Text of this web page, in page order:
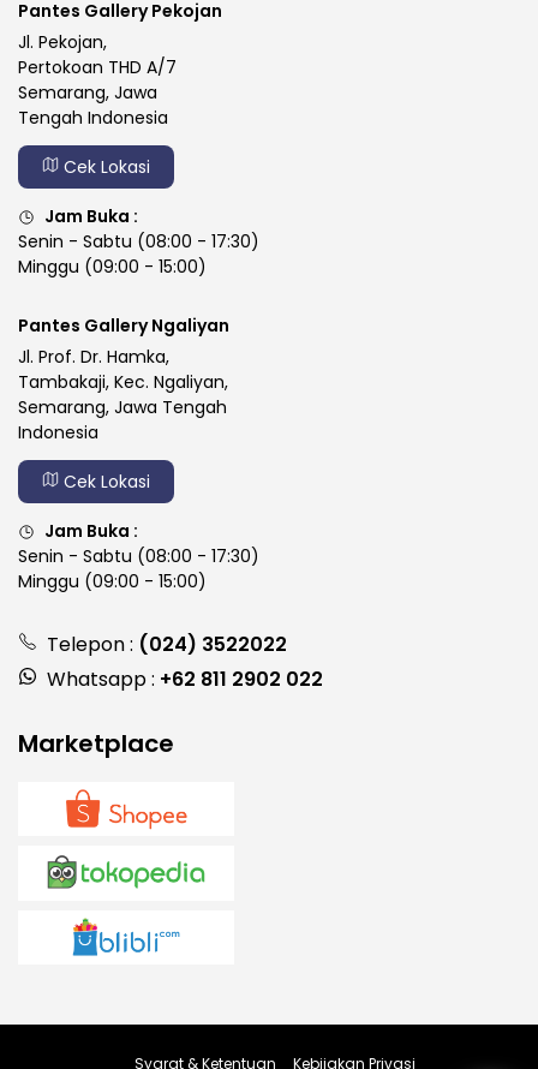
Pantes Gallery Pekojan
Jl. Pekojan,
Pertokoan THD A/7
Semarang, Jawa
Tengah Indonesia
Cek Lokasi
Jam Buka :
Senin - Sabtu (08:00 - 17:30)
Minggu (09:00 - 15:00)
Pantes Gallery Ngaliyan
Jl. Prof. Dr. Hamka,
Tambakaji, Kec. Ngaliyan,
Semarang, Jawa Tengah
Indonesia
Cek Lokasi
Jam Buka :
Senin - Sabtu (08:00 - 17:30)
Minggu (09:00 - 15:00)
Telepon : (024) 3522022
Whatsapp : +62 811 2902 022
Marketplace
Syarat & Ketentuan Kebijakan Privasi